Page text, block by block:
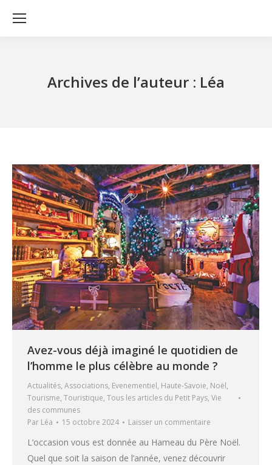
Archives de l’auteur : Léa
Avez-vous déjà imaginé le quotidien de
l’homme le plus célèbre au monde ?
Actualités, Associations, Evenementiel, Haute-Savoie, Noël,
Tourisme, Touristique, Tous les articles du Petit Pays, Vie
des communes
Par Léa 15 octobre 2024 Laisser un commentaire
L’occasion vous est donnée au Hameau du Père Noël.
Quel que soit la saison de l’année, venez découvrir